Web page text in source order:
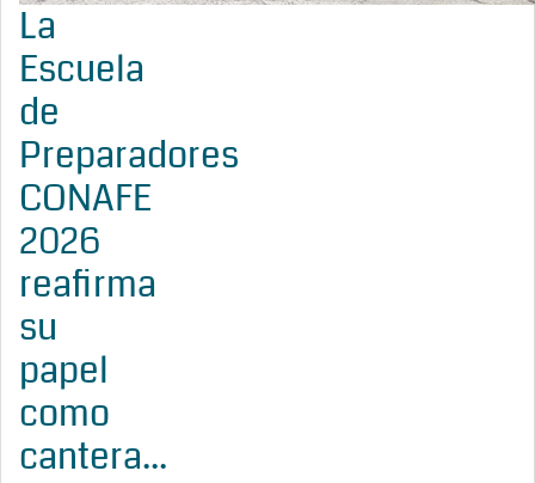
La
Escuela
de
Preparadores
CONAFE
2026
reafirma
su
papel
como
cantera...